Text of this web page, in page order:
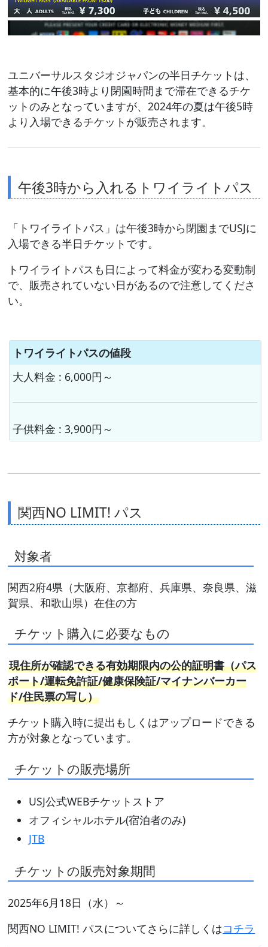
ユニバーサルスタジオジャパンの半日チケットは、
基本的に午後3時より閉園時間まで滞在できるチケ
ットのみとなっていますが、2024年の夏は午後5時
より入場できるチケットが販売されます。
午後3時から入れるトワイライトパス
「トワイライトパス」は午後3時から閉園までUSJに
入場できる半日チケットです。
トワイライトパスも日によって料金が変わる変動制
で、販売されていない日があるので注意してくださ
い。
トワイライトパスの値段
大人料金 : 6,000円～
子供料金 : 3,900円～
関西NO LIMIT! パス
対象者
関西2府4県（大阪府、京都府、兵庫県、奈良県、滋
賀県、和歌山県）在住の方
チケット購入に必要なもの
現住所が確認できる有効期限内の公的証明書（パス
ポート/運転免許証/健康保険証/マイナンバーカー
ド/住民票の写し）
チケット購入時に提出もしくはアップロードできる
方が対象となっています。
チケットの販売場所
USJ公式WEBチケットストア
オフィシャルホテル(宿泊者のみ)
JTB
チケットの販売対象期間
2025年6月18日（水）～
関西NO LIMIT! パスについてさらに詳しくはコチラ